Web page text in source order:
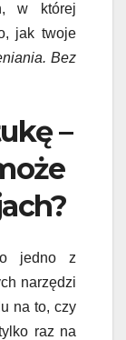
w której
jak twoje
Bez
–
jedno z
narzędzi
na to, czy
raz na